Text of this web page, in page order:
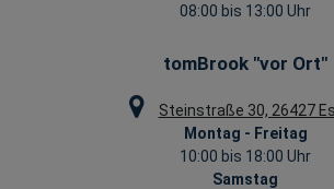
08:00 bis 13:00 Uhr
tomBrook "vor Ort"
Steinstraße 30, 26427
Montag - Freitag
10:00 bis 18:00 Uhr
Samstag